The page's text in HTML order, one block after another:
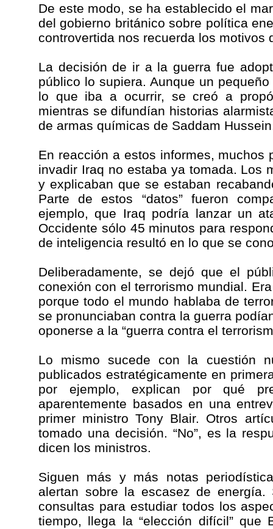
De este modo, se ha establecido el
del gobierno británico sobre política
controvertida nos recuerda los motivos
La decisión de ir a la guerra fue
público lo supiera. Aunque un
lo que iba a ocurrir, se creó a
mientras se difundían historias
de armas químicas de Saddam
En reacción a estos informes, muchos
invadir Iraq no estaba ya tomada. Los
y explicaban que se estaban
Parte de estos “datos” fueron
ejemplo, que Iraq podría lanzar un
Occidente sólo 45 minutos para
de inteligencia resultó en lo que se
Deliberadamente, se dejó que el
conexión con el terrorismo mundial.
porque todo el mundo hablaba de
se pronunciaban contra la guerra
oponerse a la “guerra contra el
Lo mismo sucede con la cuestión
publicados estratégicamente en
por ejemplo, explican por qué
aparentemente basados en una
primer ministro Tony Blair. Otros
tomado una decisión. “No”, es la
dicen los ministros.
Siguen más y más notas
alertan sobre la escasez de
consultas para estudiar todos los
tiempo, llega la “elección difícil” que